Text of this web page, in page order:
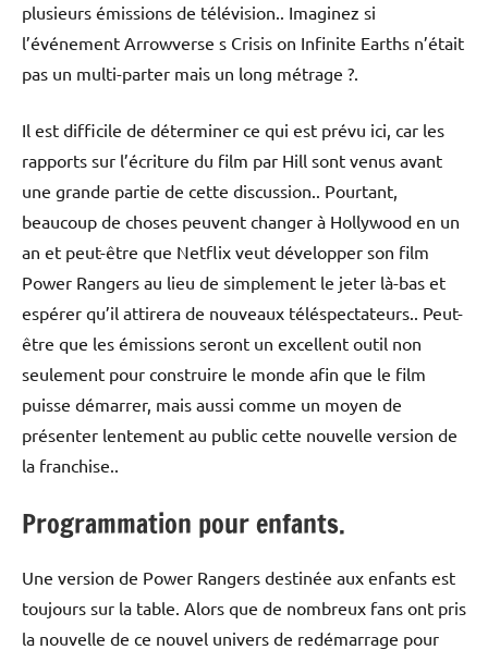
plusieurs émissions de télévision.. Imaginez si
l’événement Arrowverse s Crisis on Infinite Earths n’était
pas un multi-parter mais un long métrage ?.
Il est difficile de déterminer ce qui est prévu ici, car les
rapports sur l’écriture du film par Hill sont venus avant
une grande partie de cette discussion.. Pourtant,
beaucoup de choses peuvent changer à Hollywood en un
an et peut-être que Netflix veut développer son film
Power Rangers au lieu de simplement le jeter là-bas et
espérer qu’il attirera de nouveaux téléspectateurs.. Peut-
être que les émissions seront un excellent outil non
seulement pour construire le monde afin que le film
puisse démarrer, mais aussi comme un moyen de
présenter lentement au public cette nouvelle version de
la franchise..
Programmation pour enfants.
Une version de Power Rangers destinée aux enfants est
toujours sur la table. Alors que de nombreux fans ont pris
la nouvelle de ce nouvel univers de redémarrage pour